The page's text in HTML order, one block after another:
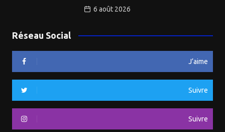
6 août 2026
Réseau Social
J’aime
Suivre
Suivre